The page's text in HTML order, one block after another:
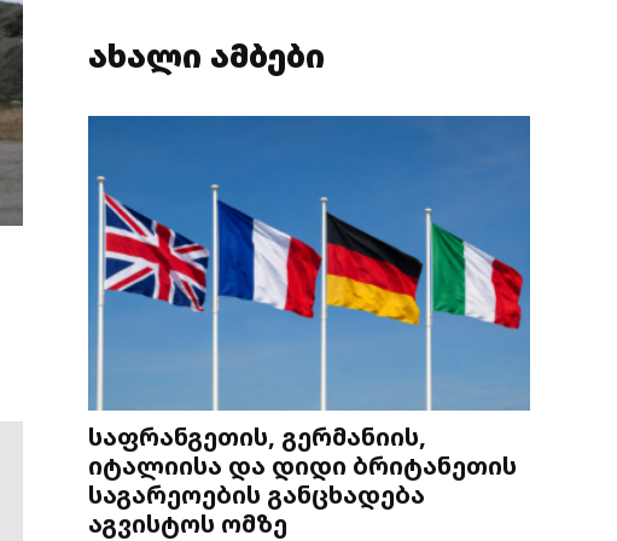
ახალი ამბები
საფრანგეთის, გერმანიის,
იტალიისა და დიდი ბრიტანეთის
საგარეოების განცხადება
აგვისტოს ომზე